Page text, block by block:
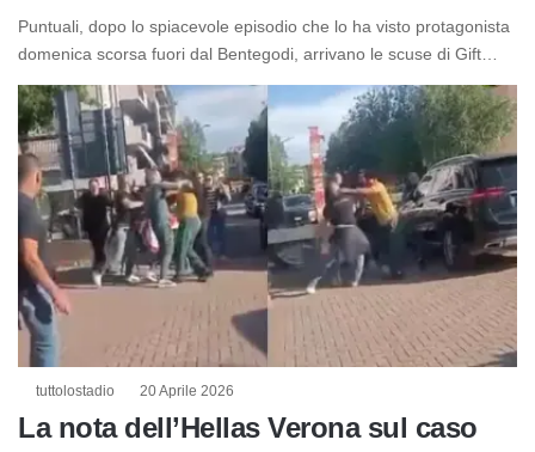
Puntuali, dopo lo spiacevole episodio che lo ha visto protagonista
domenica scorsa fuori dal Bentegodi, arrivano le scuse di Gift…
tuttolostadio 20 Aprile 2026
La nota dell’Hellas Verona sul caso